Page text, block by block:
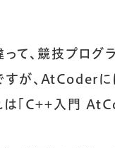
て、競技プログ
すが、AtCoder
「 C++入門